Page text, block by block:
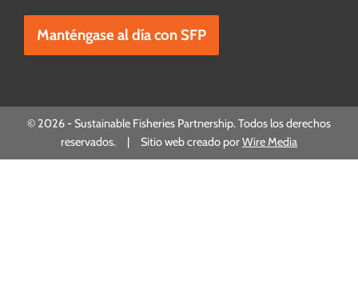
© 2026 - Sustainable Fisheries Partnership. Todos los derechos
reservados. | Sitio web creado porWire Media